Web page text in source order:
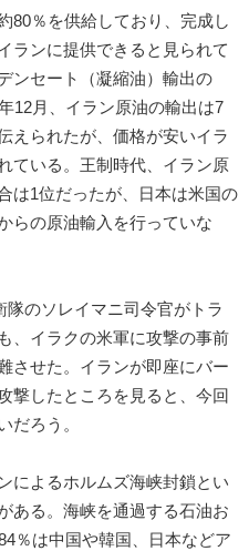
80％を供給しており、完成し
ランに提供できると見られて
ンセート（凝縮油）輸出の
12月、イラン原油の輸出は7
えられたが、価格が安いイラ
ている。王制時代、イラン原
は1位だったが、日本は米国の
らの原油輸入を行っていな
のソレイマニ司令官がトラ
、イラクの米軍に攻撃の事前
させた。イランが即座にバー
撃したところを見ると、今回
だろう。
によるホルムズ海峡封鎖とい
ある。海峡を通過する石油お
％は中国や韓国、日本などア